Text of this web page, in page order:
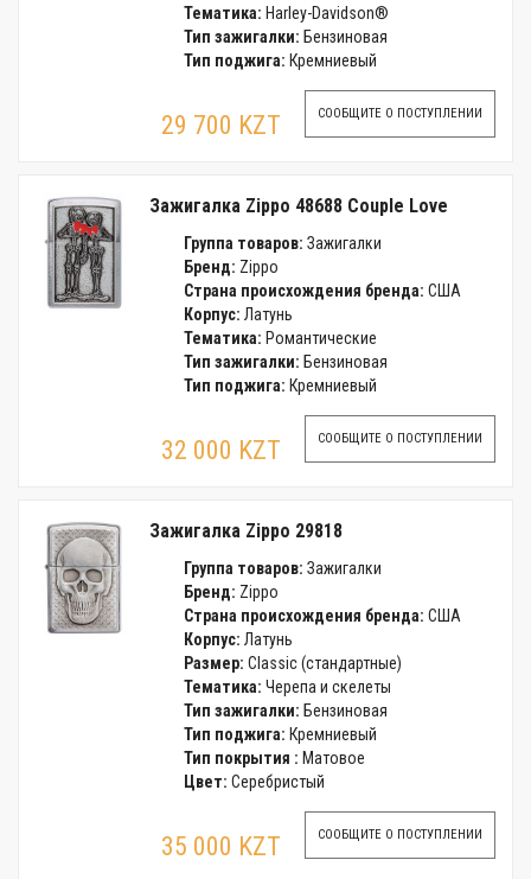
Тематика: Harley-Davidson®
Тип зажигалки: Бензиновая
Тип поджига: Кремниевый
29 700 KZT СООБЩИТЕ О ПОСТУПЛЕНИИ
Зажигалка Zippo 48688 Couple Love
Группа товаров: Зажигалки
Бренд: Zippo
Страна происхождения бренда: США
Корпус: Латунь
Тематика: Романтические
Тип зажигалки: Бензиновая
Тип поджига: Кремниевый
32 000 KZT СООБЩИТЕ О ПОСТУПЛЕНИИ
Зажигалка Zippo 29818
Группа товаров: Зажигалки
Бренд: Zippo
Страна происхождения бренда: США
Корпус: Латунь
Размер: Classic (стандартные)
Тематика: Черепа и скелеты
Тип зажигалки: Бензиновая
Тип поджига: Кремниевый
Тип покрытия : Матовое
Цвет: Серебристый
35 000 KZT СООБЩИТЕ О ПОСТУПЛЕНИИ